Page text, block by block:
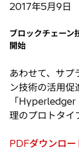
2017年5月9日
ブロックチェーン
開始
あわせて、サプ
ン技術の活用促
「
理のプロトタイ
PDFダウンロー
新